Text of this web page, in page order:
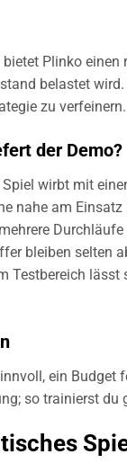
Plinko
belastet
zu verfeinern.
der Demo?
wirbt mit
nahe am Einsatz
bleiben selten
Testbereich
ein Budget
so trainierst